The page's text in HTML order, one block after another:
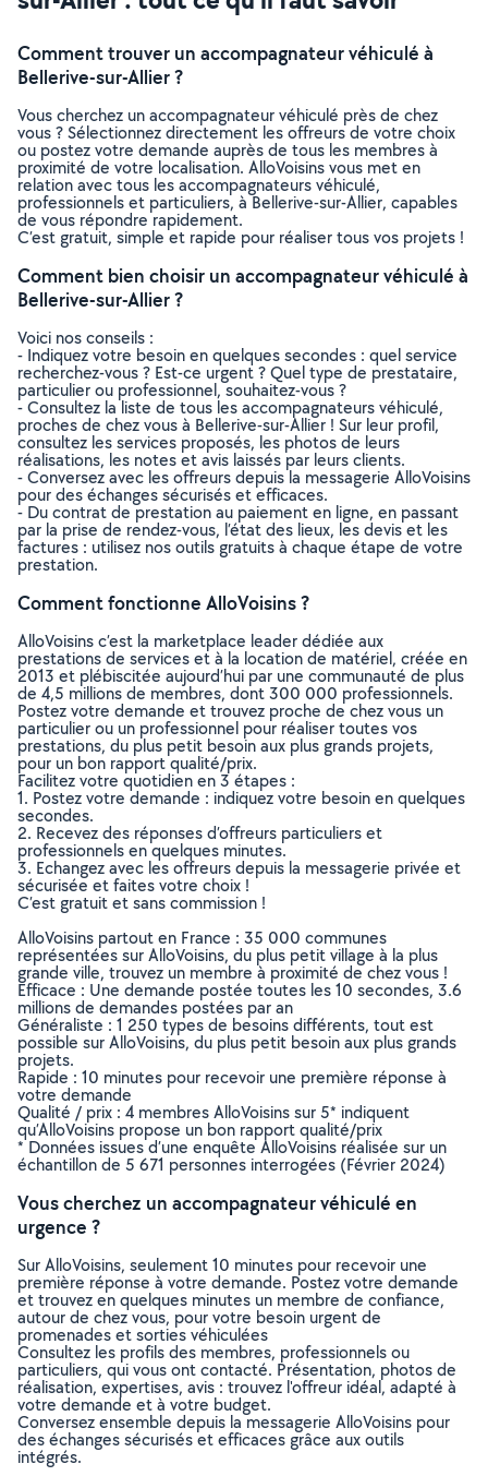
Comment trouver un accompagnateur véhiculé à
Bellerive-sur-Allier ?
Vous cherchez un accompagnateur véhiculé près de chez
vous ? Sélectionnez directement les offreurs de votre choix
ou postez votre demande auprès de tous les membres à
proximité de votre localisation. AlloVoisins vous met en
relation avec tous les accompagnateurs véhiculé,
professionnels et particuliers, à Bellerive-sur-Allier, capables
de vous répondre rapidement.
C’est gratuit, simple et rapide pour réaliser tous vos projets !
Comment bien choisir un accompagnateur véhiculé à
Bellerive-sur-Allier ?
Voici nos conseils :
- Indiquez votre besoin en quelques secondes : quel service
recherchez-vous ? Est-ce urgent ? Quel type de prestataire,
particulier ou professionnel, souhaitez-vous ?
- Consultez la liste de tous les accompagnateurs véhiculé,
proches de chez vous à Bellerive-sur-Allier ! Sur leur profil,
consultez les services proposés, les photos de leurs
réalisations, les notes et avis laissés par leurs clients.
- Conversez avec les offreurs depuis la messagerie AlloVoisins
pour des échanges sécurisés et efficaces.
- Du contrat de prestation au paiement en ligne, en passant
par la prise de rendez-vous, l’état des lieux, les devis et les
factures : utilisez nos outils gratuits à chaque étape de votre
prestation.
Comment fonctionne AlloVoisins ?
AlloVoisins c’est la marketplace leader dédiée aux
prestations de services et à la location de matériel, créée en
2013 et plébiscitée aujourd’hui par une communauté de plus
de 4,5 millions de membres, dont 300 000 professionnels.
Postez votre demande et trouvez proche de chez vous un
particulier ou un professionnel pour réaliser toutes vos
prestations, du plus petit besoin aux plus grands projets,
pour un bon rapport qualité/prix.
Facilitez votre quotidien en 3 étapes :
1. Postez votre demande : indiquez votre besoin en quelques
secondes.
2. Recevez des réponses d’offreurs particuliers et
professionnels en quelques minutes.
3. Echangez avec les offreurs depuis la messagerie privée et
sécurisée et faites votre choix !
C’est gratuit et sans commission !
AlloVoisins partout en France : 35 000 communes
représentées sur AlloVoisins, du plus petit village à la plus
grande ville, trouvez un membre à proximité de chez vous !
Efficace : Une demande postée toutes les 10 secondes, 3.6
millions de demandes postées par an
Généraliste : 1 250 types de besoins différents, tout est
possible sur AlloVoisins, du plus petit besoin aux plus grands
projets.
Rapide : 10 minutes pour recevoir une première réponse à
votre demande
Qualité / prix : 4 membres AlloVoisins sur 5* indiquent
qu’AlloVoisins propose un bon rapport qualité/prix
* Données issues d’une enquête AlloVoisins réalisée sur un
échantillon de 5 671 personnes interrogées (Février 2024)
Vous cherchez un accompagnateur véhiculé en
urgence ?
Sur AlloVoisins, seulement 10 minutes pour recevoir une
première réponse à votre demande. Postez votre demande
et trouvez en quelques minutes un membre de confiance,
autour de chez vous, pour votre besoin urgent de
promenades et sorties véhiculées
Consultez les profils des membres, professionnels ou
particuliers, qui vous ont contacté. Présentation, photos de
réalisation, expertises, avis : trouvez l'offreur idéal, adapté à
votre demande et à votre budget.
Conversez ensemble depuis la messagerie AlloVoisins pour
des échanges sécurisés et efficaces grâce aux outils
intégrés.